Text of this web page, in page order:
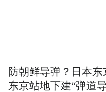
防朝鲜导弹？日本东
东京站地下建“弹道